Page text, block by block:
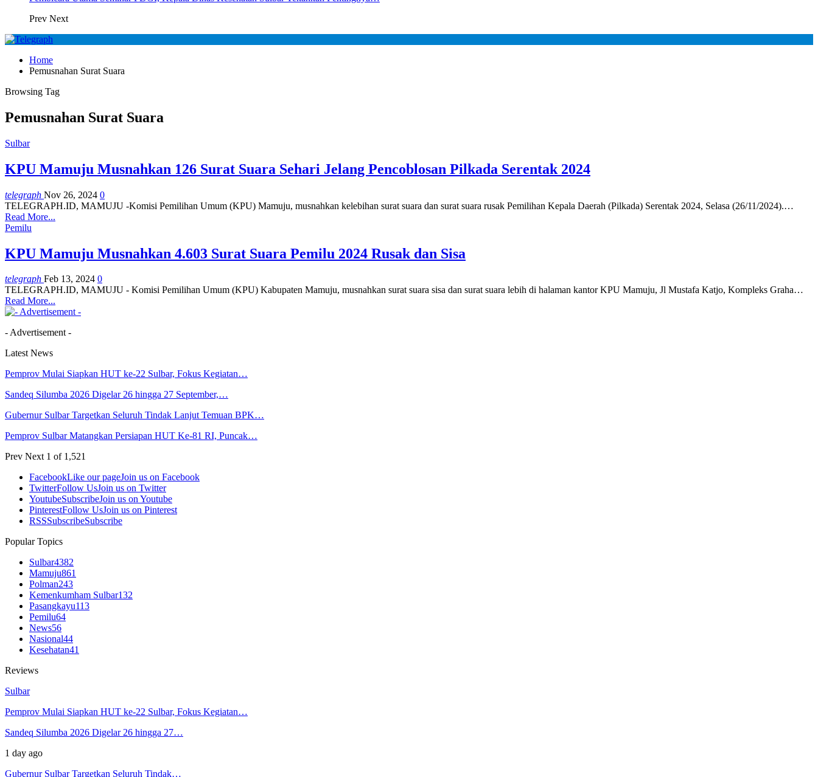
Prev Next
Home
Pemusnahan Surat Suara
Browsing Tag
Pemusnahan Surat Suara
Sulbar
KPU Mamuju Musnahkan 126 Surat Suara Sehari Jelang Pencoblosan Pilkada Serentak 2024
telegraph Nov 26, 2024 0
TELEGRAPH.ID, MAMUJU -Komisi Pemilihan Umum (KPU) Mamuju, musnahkan kelebihan surat suara dan surat suara rusak Pemilihan Kepala Daerah (Pilkada) Serentak 2024, Selasa (26/11/2024).…
Read More...
Pemilu
KPU Mamuju Musnahkan 4.603 Surat Suara Pemilu 2024 Rusak dan Sisa
telegraph Feb 13, 2024 0
TELEGRAPH.ID, MAMUJU - Komisi Pemilihan Umum (KPU) Kabupaten Mamuju, musnahkan surat suara sisa dan surat suara lebih di halaman kantor KPU Mamuju, Jl Mustafa Katjo, Kompleks Graha…
Read More...
- Advertisement -
Latest News
Pemprov Mulai Siapkan HUT ke-22 Sulbar, Fokus Kegiatan…
Sandeq Silumba 2026 Digelar 26 hingga 27 September,…
Gubernur Sulbar Targetkan Seluruh Tindak Lanjut Temuan BPK…
Pemprov Sulbar Matangkan Persiapan HUT Ke-81 RI, Puncak…
Prev Next 1 of 1,521
FacebookLike our pageJoin us on Facebook
TwitterFollow UsJoin us on Twitter
YoutubeSubscribeJoin us on Youtube
PinterestFollow UsJoin us on Pinterest
RSSSubscribeSubscribe
Popular Topics
Sulbar4382
Mamuju861
Polman243
Kemenkumham Sulbar132
Pasangkayu113
Pemilu64
News56
Nasional44
Kesehatan41
Reviews
Sulbar
Pemprov Mulai Siapkan HUT ke-22 Sulbar, Fokus Kegiatan…
Sandeq Silumba 2026 Digelar 26 hingga 27…
1 day ago
Gubernur Sulbar Targetkan Seluruh Tindak…